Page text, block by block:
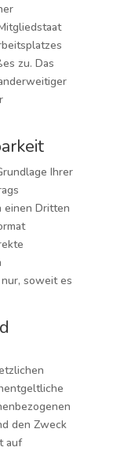
zu. Das
Ihrer
einen Dritten
soweit es
den Zweck
auf